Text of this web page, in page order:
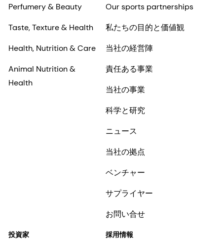
Perfumery & Beauty
Taste, Texture & Health
Health, Nutrition & Care
Animal Nutrition &
Health
Our sports partnerships
私たちの目的と価値観
当社の経営陣
責任ある事業
当社の事業
科学と研究
ニュース
当社の拠点
ベンチャー
サプライヤー
お問い合せ
投資家 採用情報